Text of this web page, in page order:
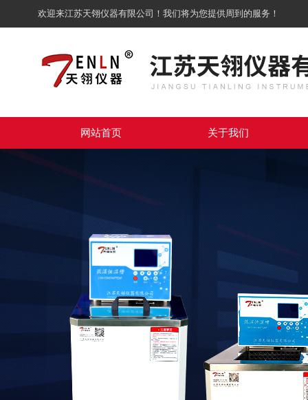
欢迎来江苏天翎仪器有限公司！我们将为您提供周到的服务！
网站首页 关于我们